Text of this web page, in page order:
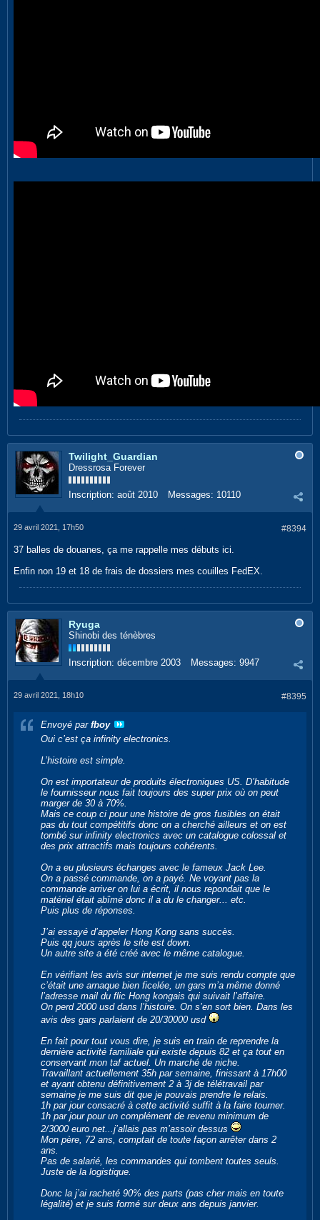
Twilight_Guardian
Dressrosa Forever
Inscription: août 2010 Messages: 10110
#8394
29 avril 2021, 17h50
37 balles de douanes, ça me rappelle mes débuts ici.
Enfin non 19 et 18 de frais de dossiers mes couilles FedEX.
Ryuga
Shinobi des ténèbres
Inscription: décembre 2003 Messages: 9947
#8395
29 avril 2021, 18h10
Envoyé par fboy
Oui c’est ça infinity electronics.
L’histoire est simple.
On est importateur de produits électroniques US. D’habitude
le fournisseur nous fait toujours des super prix où on peut
marger de 30 à 70%.
Mais ce coup ci pour une histoire de gros fusibles on était
pas du tout compétitifs donc on a cherché ailleurs et on est
tombé sur infinity electronics avec un catalogue colossal et
des prix attractifs mais toujours cohérents.
On a eu plusieurs échanges avec le fameux Jack Lee.
On a passé commande, on a payé. Ne voyant pas la
commande arriver on lui a écrit, il nous repondait que le
matériel était abîmé donc il a du le changer... etc.
Puis plus de réponses.
J’ai essayé d’appeler Hong Kong sans succès.
Puis qq jours après le site est down.
Un autre site a été créé avec le même catalogue.
En vérifiant les avis sur internet je me suis rendu compte que
c’était une arnaque bien ficelée, un gars m’a même donné
l’adresse mail du flic Hong kongais qui suivait l’affaire.
On perd 2000 usd dans l’histoire. On s’en sort bien. Dans les
avis des gars parlaient de 20/30000 usd
En fait pour tout vous dire, je suis en train de reprendre la
dernière activité familiale qui existe depuis 82 et ça tout en
conservant mon taf actuel. Un marché de niche.
Travaillant actuellement 35h par semaine, finissant à 17h00
et ayant obtenu définitivement 2 à 3j de télétravail par
semaine je me suis dit que je pouvais prendre le relais.
1h par jour consacré à cette activité suffit à la faire tourner.
1h par jour pour un complément de revenu minimum de
2/3000 euro net...j’allais pas m’assoir dessus
Mon père, 72 ans, comptait de toute façon arrêter dans 2
ans.
Pas de salarié, les commandes qui tombent toutes seuls.
Juste de la logistique.
Donc la j’ai racheté 90% des parts (pas cher mais en toute
légalité) et je suis formé sur deux ans depuis janvier.